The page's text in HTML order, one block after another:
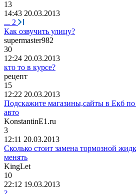
13
14:43 20.03.2013
... 2
Как озвучить улицу?
supermaster982
30
12:24 20.03.2013
кто то в курсе?
рецепт
15
12:22 20.03.2013
Подскажите магазины,сайты в Екб по
авто
KonstantinE1.ru
3
12:11 20.03.2013
Сколько стоит замена тормозной
менять
KingLet
10
22:12 19.03.2013